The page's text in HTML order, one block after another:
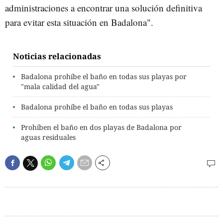
administraciones a encontrar una solución definitiva
para evitar esta situación en Badalona".
Noticias relacionadas
Badalona prohíbe el baño en todas sus playas por
"mala calidad del agua"
Badalona prohíbe el baño en todas sus playas
Prohíben el baño en dos playas de Badalona por
aguas residuales